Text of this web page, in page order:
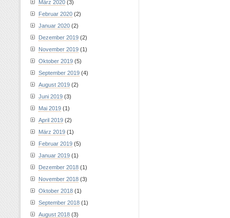
März 2020 (3)
Februar 2020 (2)
Januar 2020 (2)
Dezember 2019 (2)
November 2019 (1)
Oktober 2019 (5)
September 2019 (4)
August 2019 (2)
Juni 2019 (3)
Mai 2019 (1)
April 2019 (2)
März 2019 (1)
Februar 2019 (5)
Januar 2019 (1)
Dezember 2018 (1)
November 2018 (3)
Oktober 2018 (1)
September 2018 (1)
August 2018 (3)